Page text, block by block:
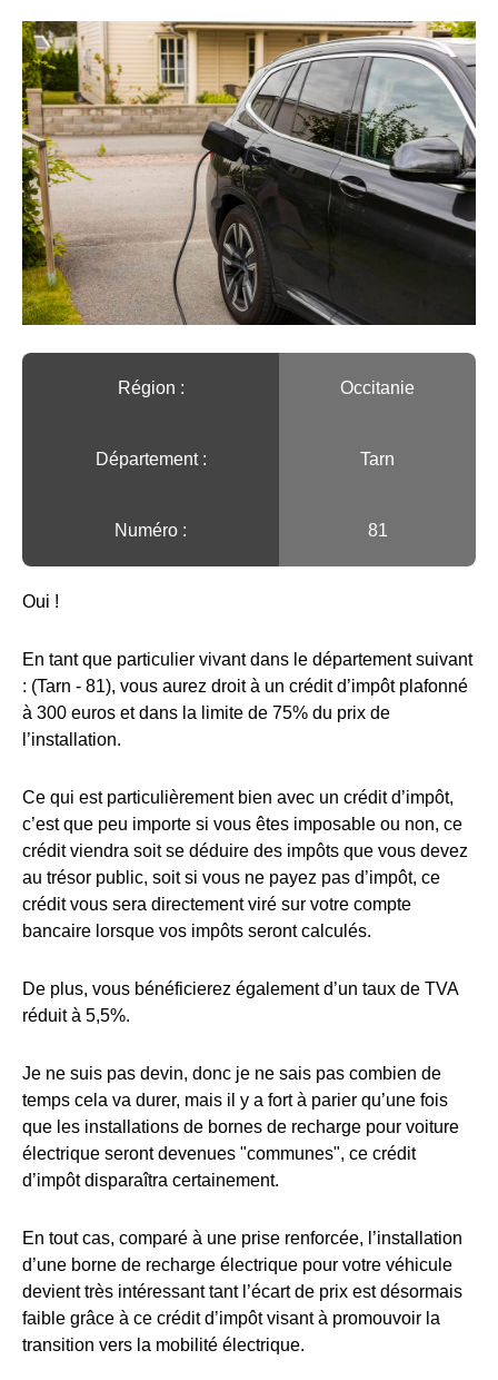
Région :️ Occitanie
Département : Tarn
Numéro : 81
Oui !
En tant que particulier vivant dans le département suivant
: (Tarn - 81), vous aurez droit à un crédit d’impôt plafonné
à 300 euros et dans la limite de 75% du prix de
l’installation.
Ce qui est particulièrement bien avec un crédit d’impôt,
c’est que peu importe si vous êtes imposable ou non, ce
crédit viendra soit se déduire des impôts que vous devez
au trésor public, soit si vous ne payez pas d’impôt, ce
crédit vous sera directement viré sur votre compte
bancaire lorsque vos impôts seront calculés.
De plus, vous bénéficierez également d’un taux de TVA
réduit à 5,5%.
Je ne suis pas devin, donc je ne sais pas combien de
temps cela va durer, mais il y a fort à parier qu’une fois
que les installations de bornes de recharge pour voiture
électrique seront devenues "communes", ce crédit
d’impôt disparaîtra certainement.
En tout cas, comparé à une prise renforcée, l’installation
d’une borne de recharge électrique pour votre véhicule
devient très intéressant tant l’écart de prix est désormais
faible grâce à ce crédit d’impôt visant à promouvoir la
transition vers la mobilité électrique.